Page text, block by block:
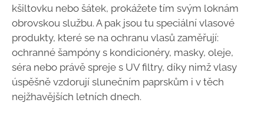
kšiltovku nebo šátek, prokážete tím svým loknám
obrovskou službu. A pak jsou tu speciální vlasové
produkty, které se na ochranu vlasů zaměřují:
ochranné šampóny s kondicionéry, masky, oleje,
séra nebo právě spreje s UV filtry, díky nimž vlasy
úspěšně vzdorují slunečním paprskům i v těch
nejžhavějších letních dnech.